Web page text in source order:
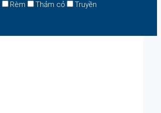
Rèm Thảm cỏ
Truyền